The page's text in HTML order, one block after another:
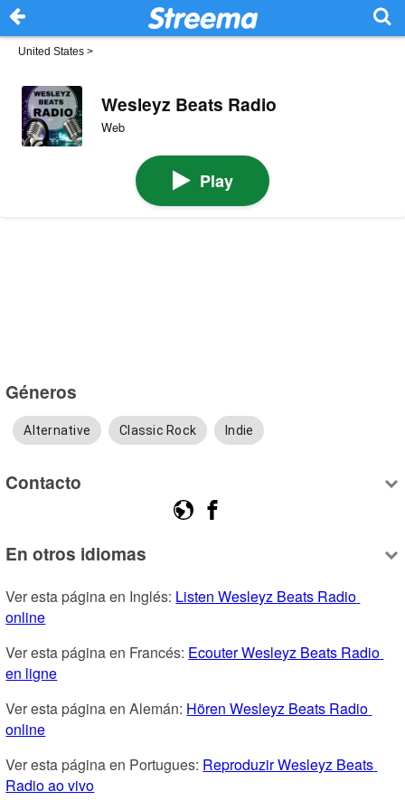
United States >
Wesleyz Beats Radio
Web
Play
Géneros
Alternative Classic Rock Indie
Contacto
En otros idiomas
Ver esta página en Inglés: Listen Wesleyz Beats Radio
online
Ver esta página en Francés: Ecouter Wesleyz Beats Radio
en ligne
Ver esta página en Alemán: Hören Wesleyz Beats Radio
online
Ver esta página en Portugues: Reproduzir Wesleyz Beats
Radio ao vivo